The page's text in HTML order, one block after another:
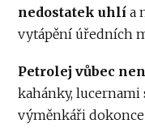
nedostatek uhlí a
vytápění úředních
Petrolej vůbec
kahánky, lucernami
výměnkáři